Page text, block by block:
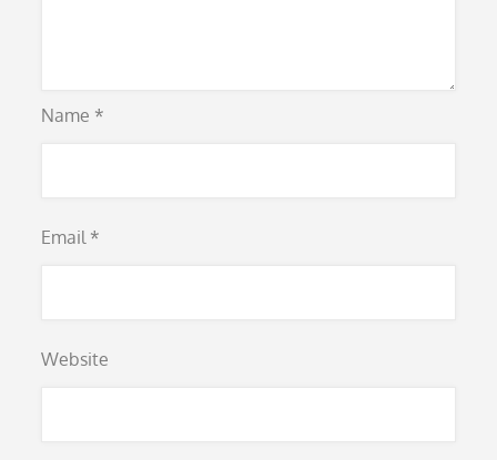
Name *
Email *
Website